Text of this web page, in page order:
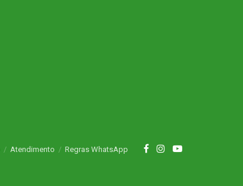
Atendimento Regras WhatsApp